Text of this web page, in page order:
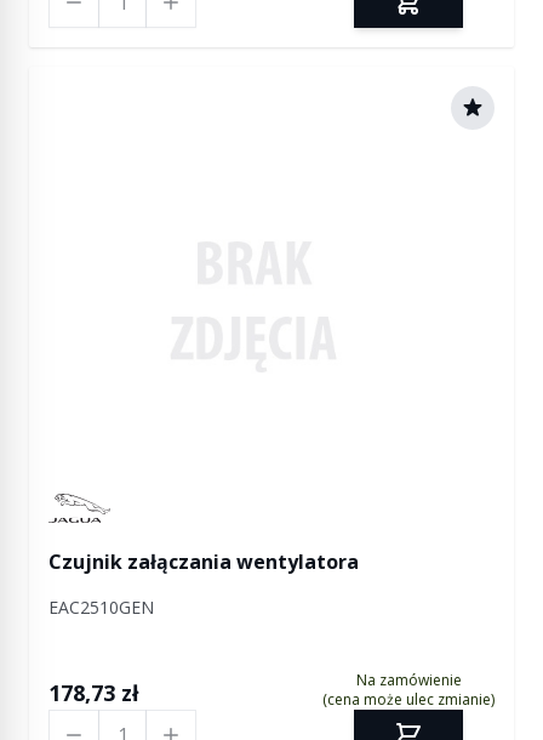
Manufactured by Jaguar
Czujnik załączania wentylatora
EAC2510GEN
178,73 zł
Na zamówienie
(cena może ulec zmianie)